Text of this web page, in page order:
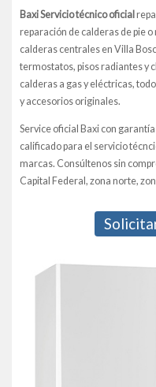
Baxi Servicio técnico oficial
reparación de calderas de pie
calderas centrales en Villa
termostatos, pisos radiantes y
calderas a gas y eléctricas,
y accesorios originales.
Service oficial Baxi con
calificado para el servicio
marcas. Consúltenos sin
Capital Federal, zona norte,